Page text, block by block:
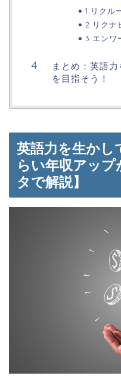
1.リクル
2.リクナ
3.エンワ
まとめ：英語
を目指そう！
英語力を生かし
らい年収アッ
タで解説】